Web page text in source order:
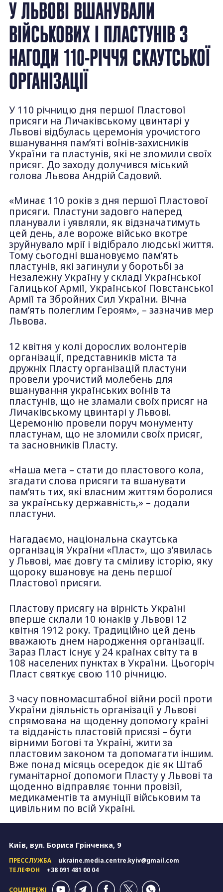
У ЛЬВОВІ ВШАНУВАЛИ
ВІЙСЬКОВИХ І ПЛАСТУНІВ З
НАГОДИ 110-РІЧЧЯ СКАУТСЬКОЇ
ОРГАНІЗАЦІЇ
У 110 річницю дня першої Пластової
присяги на Личаківському цвинтарі у
Львові відбулась церемонія урочистого
вшанування пам’яті воїнів-захисників
України та пластунів, які не зломили своїх
присяг. До заходу долучився міський
голова Львова Андрій Садовий.
«Минає 110 років з дня першої Пластової
присяги. Пластуни задовго наперед
планували і уявляли, як відзначатимуть
цей день, але вороже військо вкотре
зруйнувало мрії і відібрало людські життя.
Тому сьогодні вшановуємо пам’ять
пластунів, які загинули у боротьбі за
Незалежну Україну у складі Української
Галицької Армії, Української Повстанської
Армії та Збройних Сил України. Вічна
пам’ять полеглим Героям», – зазначив мер
Львова.
12 квітня у колі дорослих волонтерів
організації, представників міста та
дружніх Пласту організацій пластуни
провели урочистий молебень для
вшанування українських воїнів та
пластунів, що не зламали своїх присяг на
Личаківському цвинтарі у Львові.
Церемонію провели поруч монументу
пластунам, що не зломили своїх присяг,
та засновників Пласту.
«Наша мета – стати до пластового кола,
згадати слова присяги та вшанувати
пам’ять тих, які власним життям боролися
за українську державність,» – додали
пластуни.
Нагадаємо, національна скаутська
організація України «Пласт», що з’явилась
у Львові, має довгу та сміливу історію, яку
щороку вшановує на день першої
Пластової присяги.
Пластову присягу на вірність Україні
вперше склали 10 юнаків у Львові 12
квітня 1912 року. Традиційно цей день
вважають днем народження організації.
Зараз Пласт існує у 24 країнах світу та в
108 населених пунктах в України. Цьогоріч
Пласт святкує свою 110 річницю.
З часу повномасштабної війни росії проти
України діяльність організації у Львові
спрямована на щоденну допомогу країні
та відданість пластовій присязі – бути
вірними Богові та Україні, жити за
пластовим законом та допомагати іншим.
Вже понад місяць осередок діє як Штаб
гуманітарної допомоги Пласту у Львові та
щоденно відправляє тонни провізії,
медикаментів та амуніції військовим та
цивільним по всій Україні.
Київ, вул. Бориса Грінченка, 9
ПРЕССЛУЖБА
ukraine.media.centre.kyiv@gmail.com
ТЕЛЕФОН
+38 091 481 00 04
СОЦМЕРЕЖІ